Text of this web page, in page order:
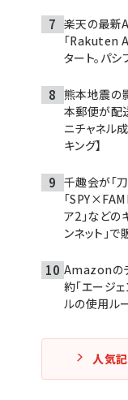
楽天の最新
「Rakuten
タート。パ
熊本地震の
本郵便が配
ニチャネル
キング】
千趣会が「
「
ア2」などの
ンネット」で
Amazonの
約「エージ
ルの使用ル
人気